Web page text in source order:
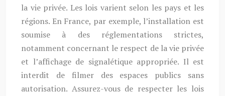
la vie privée. Les lois varient selon les pays et les
régions. En France, par exemple, l’installation est
soumise à des réglementations strictes,
notamment concernant le respect de la vie privée
et l’affichage de signalétique appropriée. Il est
interdit de filmer des espaces publics sans
autorisation. Assurez-vous de respecter les lois